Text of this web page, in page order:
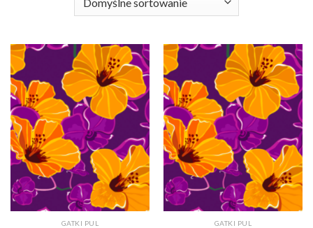
GATKI PUL GATKI PUL